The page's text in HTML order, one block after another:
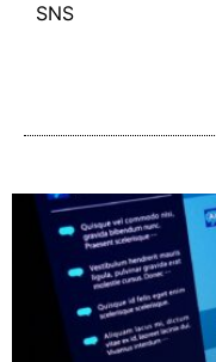
SNS